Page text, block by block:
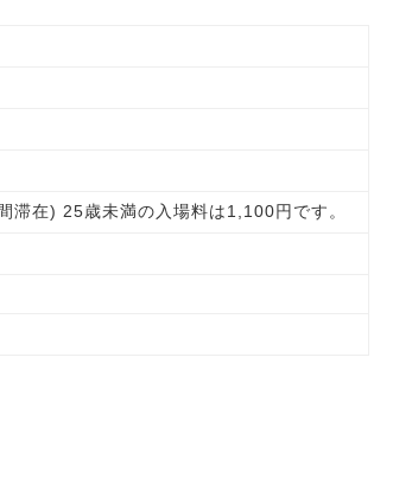
在) 25歳未満の入場料は1,100円です。